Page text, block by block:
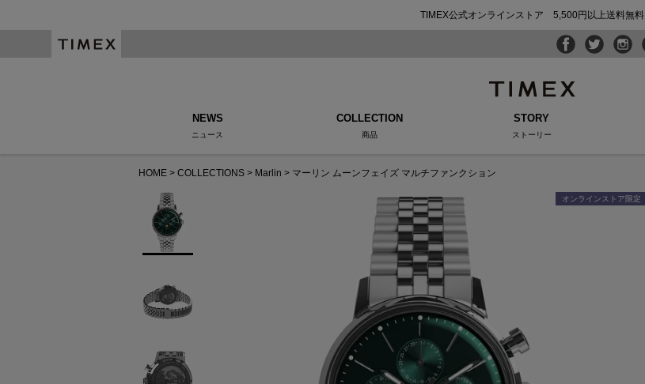
TIMEX公式オンラインストア 5,500円以上送料無料
NEWS
ニュース
COLLECTION
商品
STORY
ストーリー
HOME COLLECTIONS Marlin マーリン ムーンフェイズ マルチファンクション
オンラインストア限定